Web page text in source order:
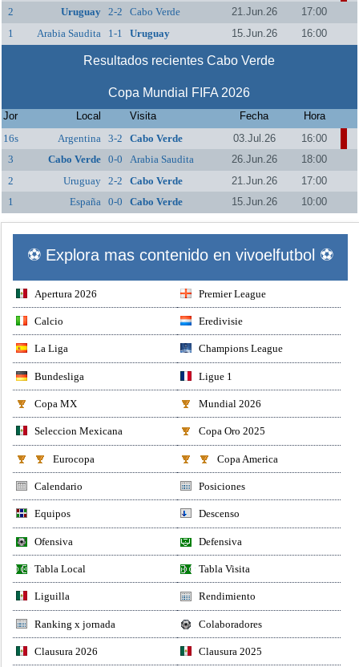
2
Uruguay 2-2 Cabo Verde 21.Jun.26
17:00
1
Arabia Saudita 1-1 Uruguay 15.Jun.26 16:00
Resultados recientes Cabo Verde
Copa Mundial FIFA 2026
Jor Local Visita Fecha
Hora
16s
Argentina 3-2 Cabo Verde 03.Jul.26
16:00
3
Cabo Verde 0-0 Arabia Saudita 26.Jun.26
18:00
2
Uruguay 2-2 Cabo Verde 21.Jun.26
17:00
1
España 0-0 Cabo Verde 15.Jun.26 10:00
⚽ Explora mas contenido en vivoelfutbol ⚽
Apertura 2026 Premier League
Calcio Eredivisie
La Liga Champions League
Bundesliga Ligue 1
Copa MX Mundial 2026
Seleccion Mexicana Copa Oro 2025
Eurocopa Copa America
Calendario Posiciones
Equipos Descenso
Ofensiva Defensiva
Tabla Local Tabla Visita
Liguilla Rendimiento
Ranking x jornada Colaboradores
Clausura 2026 Clausura 2025